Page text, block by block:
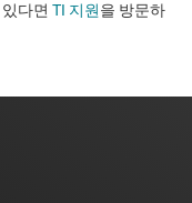
다면 TI 지원을 방문하